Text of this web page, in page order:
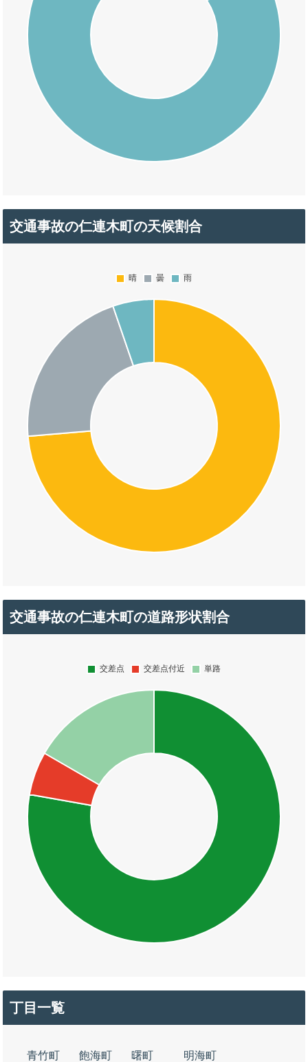
交通事故の仁連木町の天候割合
交通事故の仁連木町の道路形状割合
丁目一覧
青竹町 飽海町 曙町 明海町